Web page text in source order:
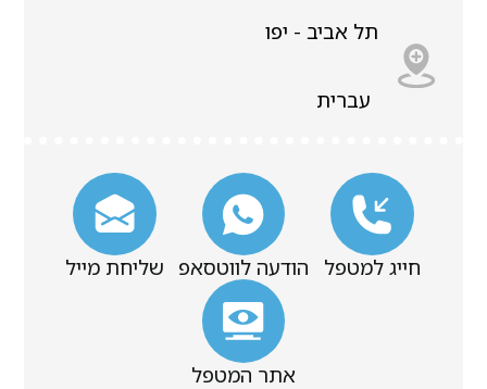
תל אביב - יפו
עברית
חייג למטפל הודעה לווטסאפ שליחת מייל
אתר המטפל